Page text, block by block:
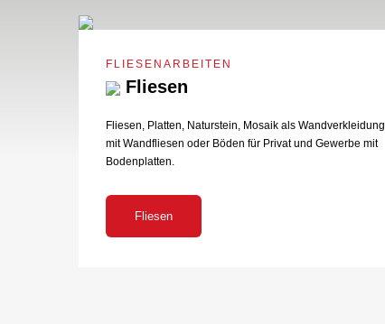
FLIESENARBEITEN
Fliesen
Fliesen, Platten, Naturstein, Mosaik als Wandverkleidung
mit Wandfliesen oder Böden für Privat und Gewerbe mit
Bodenplatten.
Fliesen